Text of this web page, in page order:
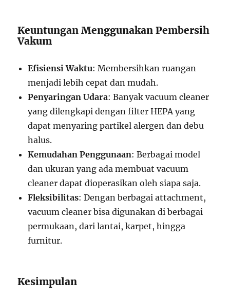
Keuntungan Menggunakan Pembersih
Vakum
Efisiensi Waktu: Membersihkan ruangan
menjadi lebih cepat dan mudah.
Penyaringan Udara: Banyak vacuum cleaner
yang dilengkapi dengan filter HEPA yang
dapat menyaring partikel alergen dan debu
halus.
Kemudahan Penggunaan: Berbagai model
dan ukuran yang ada membuat vacuum
cleaner dapat dioperasikan oleh siapa saja.
Fleksibilitas: Dengan berbagai attachment,
vacuum cleaner bisa digunakan di berbagai
permukaan, dari lantai, karpet, hingga
furnitur.
Kesimpulan